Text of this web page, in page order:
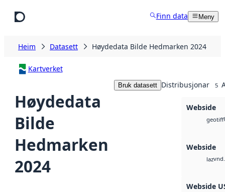
Finn data Meny
Heim Datasett Høydedata Bilde Hedmarken 2024
Kartverket
Høydedata
Bilde
Hedmarken
2024
Bruk datasett Distribusjonar 5
Webside
geotiff
Webside
laz
Webside